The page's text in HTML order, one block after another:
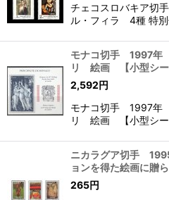
チェコスロバキア
ル・フィラ 4種 特
モナコ切手 1997年
リ 絵画 【小型シー
2,592円
モナコ切手 1997年
リ 絵画 【小型シー
ニカラグア切手
ョンを得た絵画に贈
265円